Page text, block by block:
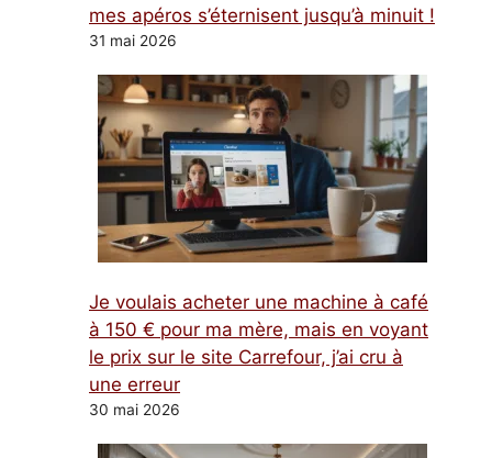
mes apéros s’éternisent jusqu’à minuit !
31 mai 2026
Je voulais acheter une machine à café
à 150 € pour ma mère, mais en voyant
le prix sur le site Carrefour, j’ai cru à
une erreur
30 mai 2026